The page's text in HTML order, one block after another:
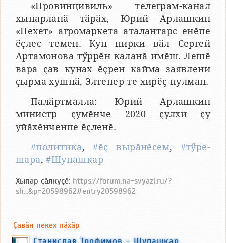
«Провинцивиль» телеграм-канал
хыпарланӑ тӑрӑх, Юрий Арлашкин
«Пехет» агромаркета аталантарс енӗпе
ӗҫлес темен. Кун пирки вӑл Сергей
Артамонова тӳррӗн каланӑ имӗш. Лешӗ
вара ҫав кунах ӗҫрен кайма заявлени
ҫырма хушнӑ, Элтепер те хирӗҫ пулман.
Палӑртмалла: Юрий Арлашкин
министр ҫумӗнче 2020 ҫулхи ҫу
уйӑхӗнченпе ӗҫленӗ.
#политика,#ӗҫ вырӑнӗсем, #тӳре-
шара,#Шупашкар
Хыпар ҫӑлкуҫӗ: https://forum.na-svyazi.ru/?
sh...&p=20598962#entry20598962
Ҫавӑн пекех пӑхӑр